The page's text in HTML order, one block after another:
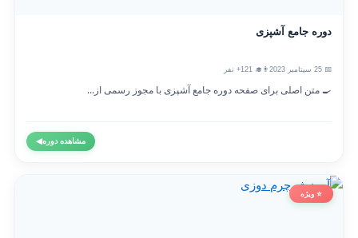
دوره جامع آشپزی
👨‍🎓 121+ نفر
🍳 متن اصلی برای صفحه دوره جامع آشپزی با مجوز رسمی از...
مشاهده دوره◀
⭐ ویژه